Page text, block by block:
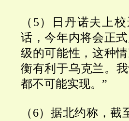
（5）日丹诺夫上
话，今年内将会正
级的可能性，这种
衡有利于乌克兰。
都不可能实现。”
（6）据北约称，